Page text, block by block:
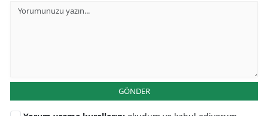
GÖNDER